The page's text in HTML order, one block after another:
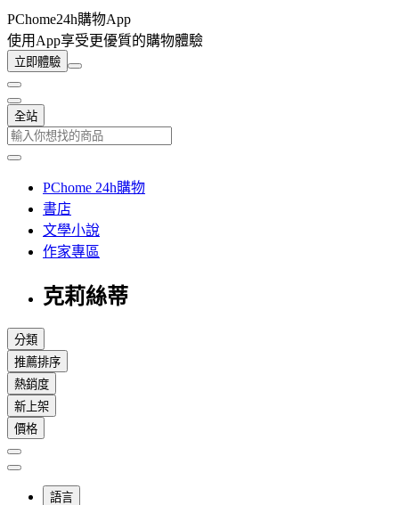
PChome24h購物App
使用App享受更優質的購物體驗
立即體驗
全站
PChome 24h購物
書店
文學小說
作家專區
克莉絲蒂
分類
推薦排序
熱銷度
新上架
價格
語言